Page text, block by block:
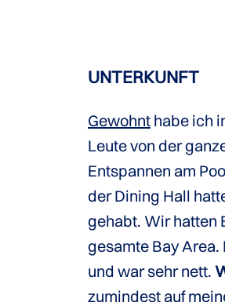
UNTERKUNFT
Gewohnt habe ich
Leute von der
Entspannen am
der Dining Hall
gehabt. Wir hatten
gesamte Bay
und war sehr nett.
zumindest auf